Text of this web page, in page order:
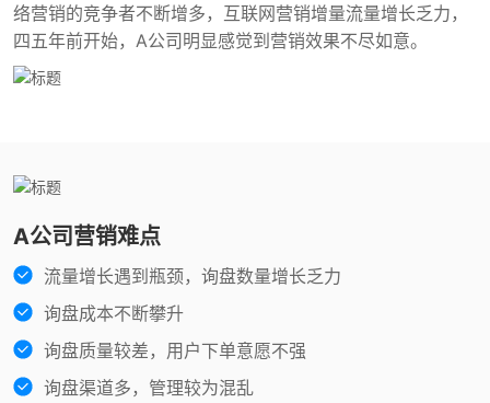
络营销的竞争者不断增多，互联网营销增量流量增长乏力，
四五年前开始，A公司明显感觉到营销效果不尽如意。
A公司营销难点
流量增长遇到瓶颈，询盘数量增长乏力
询盘成本不断攀升
询盘质量较差，用户下单意愿不强
询盘渠道多，管理较为混乱